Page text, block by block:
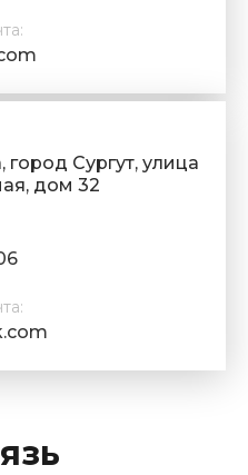
Сургут, улица
дом 32